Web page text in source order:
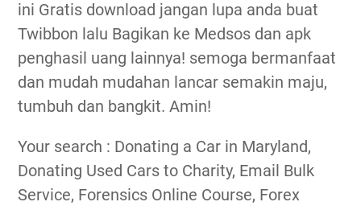
ini Gratis download jangan lupa anda buat
Twibbon lalu Bagikan ke Medsos dan apk
penghasil uang lainnya! semoga bermanfaat
dan mudah mudahan lancar semakin maju,
tumbuh dan bangkit. Amin!
Your search : Donating a Car in Maryland,
Donating Used Cars to Charity, Email Bulk
Service, Forensics Online Course, Forex